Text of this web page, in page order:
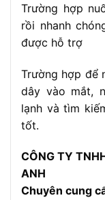
Trường hợp
rồi nhanh
được hỗ trợ
Trường hợp để
dây vào mắt,
lạnh và tìm
tốt.
CÔNG TY
ANH
Chuyên cung